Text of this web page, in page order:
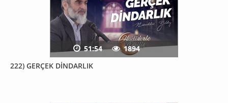
222) GERÇEK DİNDARLIK
51:54 1894